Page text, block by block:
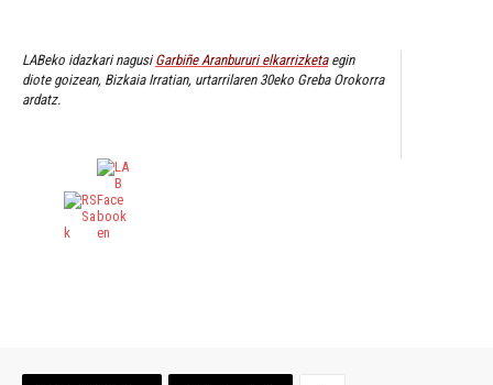
LABeko idazkari nagusiGarbiñe Aranbururi elkarrizketaegin
diote goizean, Bizkaia Irratian, urtarrilaren 30eko Greba Orokorra
ardatz.